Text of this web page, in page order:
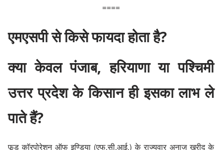
====
एमएसपी से किसे फायदा होता है?
क्या केवल पंजाब, हरियाणा या पश्चिमी
उत्तर प्रदेश के किसान ही इसका लाभ ले
पाते हैं?
फूड कॉरपोरेशन ऑफ इण्डिया (एफ.सी.आई.) के राज्यवार अनाज खरीद के